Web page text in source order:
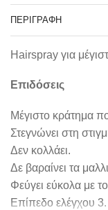
ΠΕΡΙΓΡΑΦΉ
Hairspray για
Επιδόσεις
Μέγιστο κράτημα
Στεγνώνει στη
Δεν κολλάει.
Δε βαραίνει τα
Φεύγει εύκολα με
Επίπεδο ελέγχου 3.